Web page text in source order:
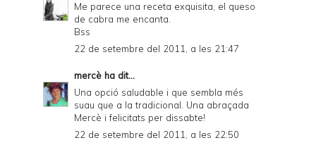
l
a
n
d
P
D
Me parece una receta exquisita, el queso
de cabra me encanta.
Bss
22 de setembre del 2011, a les 21:47
mercè ha dit...
Una opció saludable i que sembla més
suau que a la tradicional. Una abraçada
Mercè i felicitats per dissabte!
22 de setembre del 2011, a les 22:50